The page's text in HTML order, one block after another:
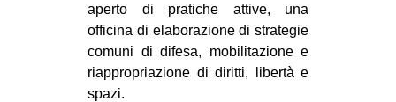
ESTREMO ORIENTE
EUROPA
MEDIO ORIENTE
aperto di pratiche attive, una
officina di elaborazione di strategie
comuni di difesa, mobilitazione e
riappropriazione di diritti, libertà e
spazi.